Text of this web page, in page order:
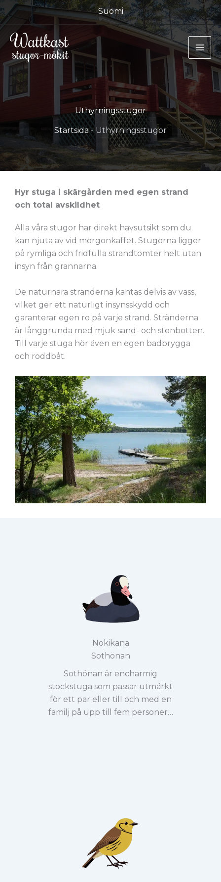
Hoppa
till
innehåll
Suomi
Uthyrningsstugor
Startsida- Uthyrningsstugor
Hyr stuga i skärgården med egen strand
och total avskildhet
Alla våra stugor har direkt havsutsikt som du
kan njuta av vid morgonkaffet. Stugorna ligger
på rymliga och fridfulla strandtomter helt utan
insyn från grannarna.
De naturnära stränderna kantas delvis av vass,
vilket ger ett naturligt insynsskydd och
garanterar egen ro på varje strand. Stränderna
är långgrunda med mjuk sand- och stenbotten.
Till varje stuga hör även en egen badbrygga
och roddbåt.
Nokikana
Sothönan
Sothönan är encharmig
stockstuga som passar utmärkt
för ett par eller till och med en
familj på upp till fem personer…